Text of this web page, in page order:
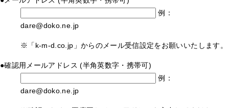
例：
dare@doko.ne.jp
※「k-m-d.co.jp」からのメール受信設定をお願いいたします。
●確認用メールアドレス(半角英数字・携帯可)
例：
dare@doko.ne.jp